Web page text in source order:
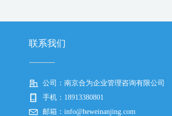
联系我们
公司： 南京合为企业管理咨询有限公司
手机： 18913380801
邮箱： info@heweinanjing.com